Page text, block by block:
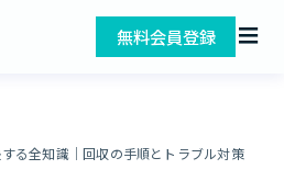
無料会員登録
る全知識｜回収の手順とトラブル対策